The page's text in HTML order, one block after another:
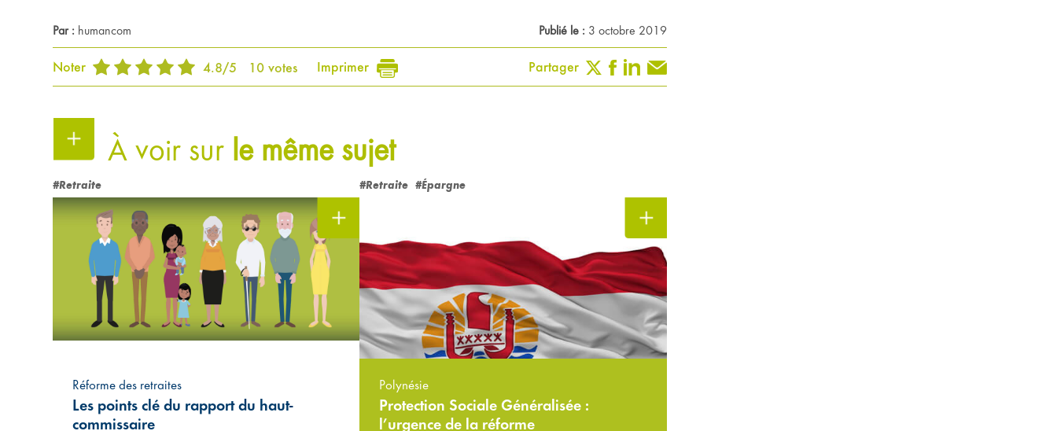
Par : humancom Publié le : 3 octobre 2019
Noter 4.8/5 10 votes Imprimer Partager
À voir sur le même sujet
#Retraite
Réforme des retraites
Les points clé du rapport du haut-
commissaire
#Retraite #Épargne
Polynésie
Protection Sociale Généralisée :
l’urgence de la réforme